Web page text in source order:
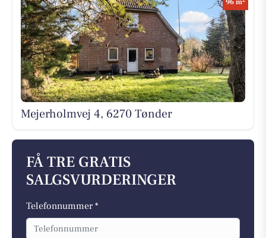
96 m
Mejerholmvej 4, 6270 Tønder
FÅ TRE GRATIS
SALGSVURDERINGER
Telefonnummer *